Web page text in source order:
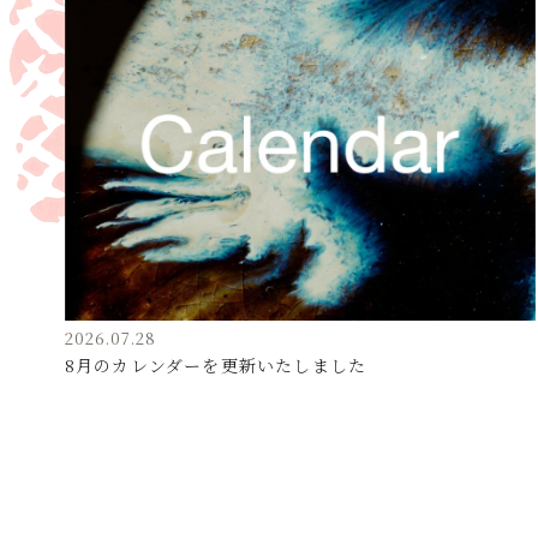
2026.07.28
8月のカレンダーを更新いたしました